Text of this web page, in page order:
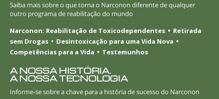
Saiba mais sobre o que torna o Narconon diferente de qualquer
outro programa de reabilitação do mundo
Narconon: Reabilitação de Toxicodependentes
Retirada
sem Drogas
Desintoxicação para uma Vida Nova
Competências para a Vida
Testemunhos
A NOSSA HISTÓRIA.
A NOSSA TECNOLOGIA
Informe-sesobre a chave para a história de sucesso do Narconon